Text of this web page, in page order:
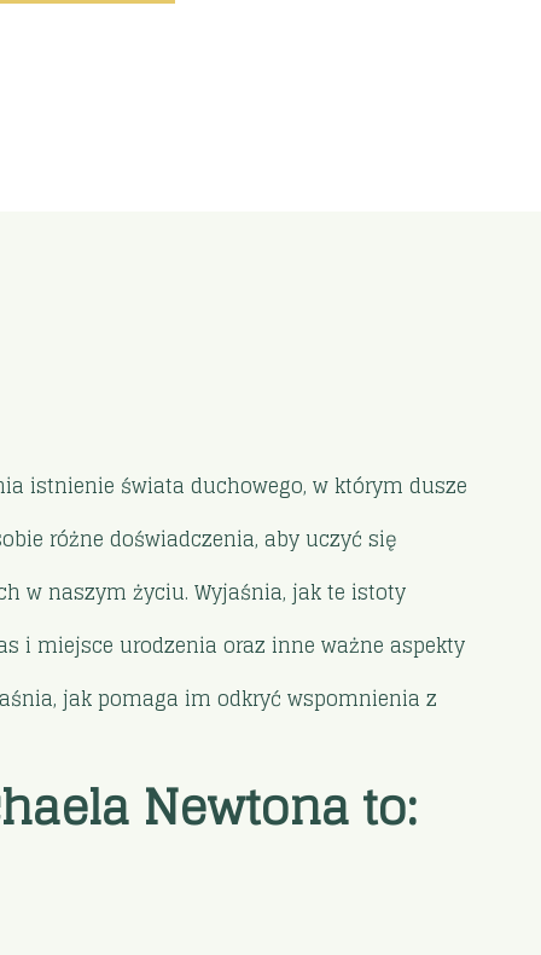
istnienie świata duchowego, w którym dusze
różne doświadczenia, aby uczyć się
w naszym życiu. Wyjaśnia, jak te istoty
i miejsce urodzenia oraz inne ważne aspekty
jak pomaga im odkryć wspomnienia z
Newtona to: